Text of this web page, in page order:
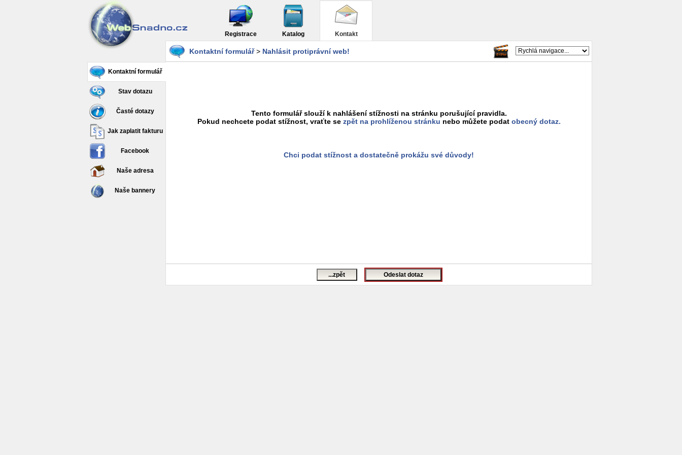
Registrace Katalog Kontakt
Kontaktní formulář
Stav dotazu
Časté dotazy
Jak zaplatit fakturu
Facebook
Naše adresa
Naše bannery
Kontaktní formulář> Nahlásit protiprávní web!
Tento formulář slouží k nahlášení stížnosti na stránku porušující pravidla.
Pokud nechcete podat stížnost, vraťte se zpět na prohlíženou stránku nebo můžete podat obecný dotaz.
Chci podat stížnost a dostatečně prokážu své důvody!